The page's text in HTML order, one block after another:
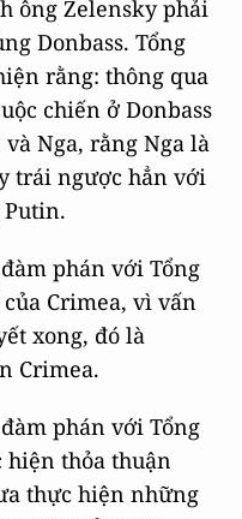
ông Zelensky phải
Donbass. Tổng
rằng: thông qua
chiến ở Donbass
Nga, rằng Nga là
trái ngược hẳn với
phán với Tổng
Crimea, vì vấn
xong, đó là
Crimea.
phán với Tổng
thỏa thuận
thực hiện những